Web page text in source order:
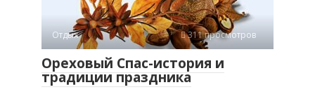
Отдых 311 просмотров
Ореховый Спас-история и
традиции праздника